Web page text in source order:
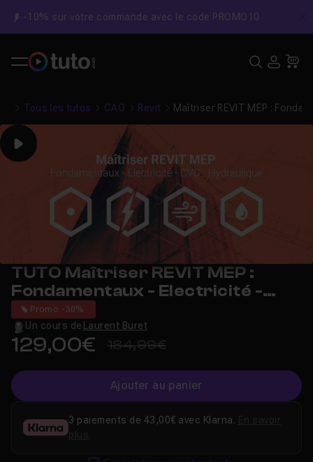
-10% sur votre commande avec le code PROMO10
Tous les tutos CAO Revit Maîtriser REVIT MEP :
Play
TUTO Maîtriser REVIT MEP :
Fondamentaux - Electricité -
CVC - Hydraulique
Un cours de Laurent Buret
Promo -30%
129,00€ 184,99€
Ajouter au panier
3 paiements de 43,00€ avec Klarna.